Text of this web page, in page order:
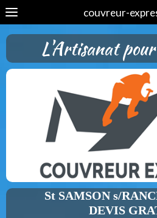
couvreur-
L'Artisanat
St SAMSON s/
DEVIS